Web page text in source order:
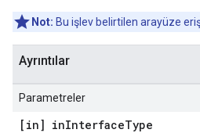
Not: Bu işlev belirtilen arayüze
Ayrıntılar
Parametreler
[in] inInterfaceType